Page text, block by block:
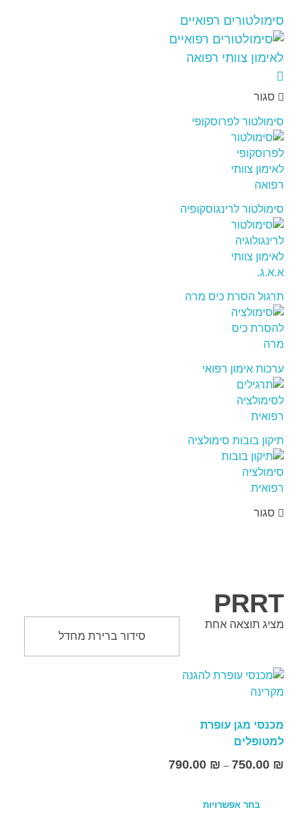
סימולטורים רפואיים
סגור
סימולטור לפרוסקופי
סימולטור לרינגוסקופיה
תרגול הסרת כיס מרה
ערכות אימון רפואי
תיקון בובות סימולציה
סגור
PRRT
מציג תוצאה אחת
מכנסי מגן עופרת
למטופלים
750.00 ₪
–
790.00 ₪
בחר אפשרויות